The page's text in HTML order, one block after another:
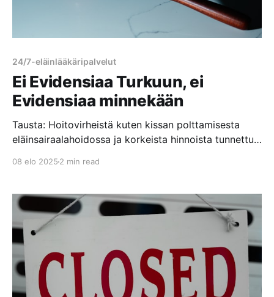
24/7-eläinlääkäripalvelut
Ei Evidensiaa Turkuun, ei
Evidensiaa minnekään
Tausta: Hoitovirheistä kuten kissan polttamisesta
eläinsairaalahoidossa ja korkeista hinnoista tunnettu
eläinsairaalassa – Lue Olga-kissan tarinaKouvolan
eläinsairaala poltti asiakkaan kissan. Lue Olga-kissan
järkyttävä tarina Evidensia Kouvolan Eläinsairaalassa
tapahtuneesta hoitovirheestä, josta aiheutui vakavia
palovammoja laajalle
08 elo 2025 2 min read